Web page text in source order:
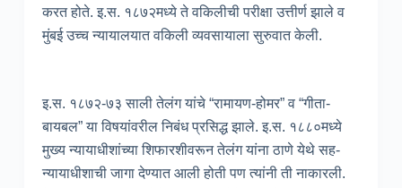
करत होते. इ.स. १८७२मध्ये ते वकिलीची परीक्षा उत्तीर्ण झाले व
मुंबई उच्च न्यायालयात वकिली व्यवसायाला सुरुवात केली.
इ.स. १८७२-७३ साली तेलंग यांचे “रामायण-होमर” व “गीता-
बायबल” या विषयांवरील निबंध प्रसिद्ध झाले. इ.स. १८८०मध्ये
मुख्य न्यायाधीशांच्या शिफारशीवरून तेलंग यांना ठाणे येथे सह-
न्यायाधीशाची जागा देण्यात आली होती पण त्यांनी ती नाकारली.